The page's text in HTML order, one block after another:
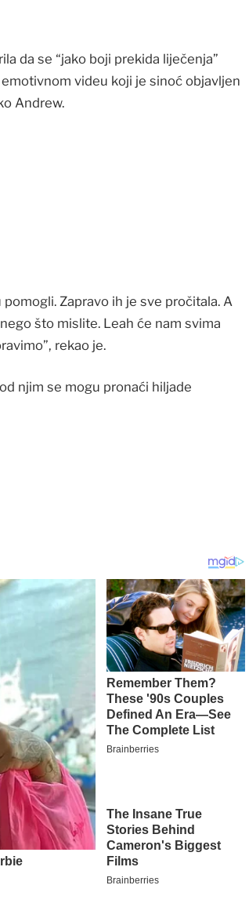
da se “jako boji prekida liječenja”
videu koji je sinoć objavljen
Andrew.
Zapravo ih je sve pročitala. A
što mislite. Leah će nam svima
rekao je.
njim se mogu pronaći hiljade